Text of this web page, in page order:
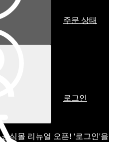
공식몰 리뉴얼 오픈! '로그인'을
주문 상태
로그인